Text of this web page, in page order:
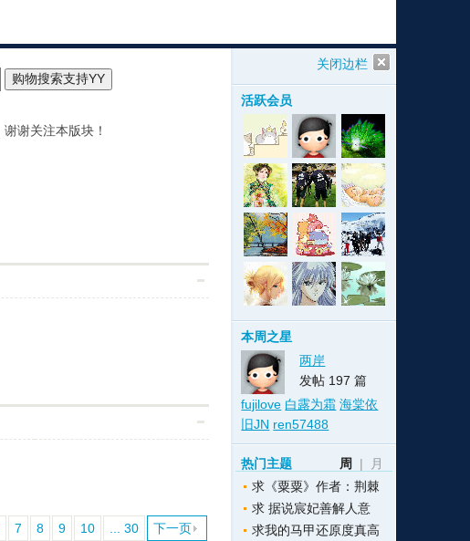
认
风
格
l
u
e
r
a
y
r
o
w
n
i
n
k
r
e
e
n
u
l
e
坛
风
格
大
镜
版
坛
办
公
室
版
机
关闭边栏
谢关注本版块！
7 8 9 10 ... 30 下一页
活跃会员
本周之星
两岸
发帖 197 篇
fujilove 白露为霜 海棠依
旧JN ren57488
周 | 月
热门主题
求《粟粟》作者：荆棘
求 据说宸妃善解人意
求我的马甲还原度真高